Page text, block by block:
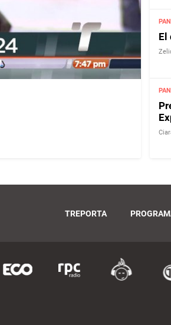
El
TREPORTA